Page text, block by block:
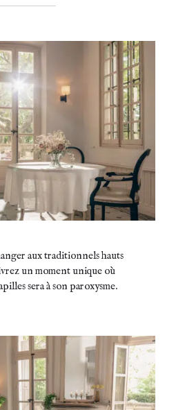
aux traditionnels hauts
un moment unique où
sera à son paroxysme.